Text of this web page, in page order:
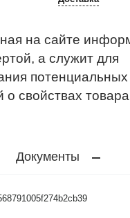
на сайте
а служит для
потенциальных
о свойствах
Документы